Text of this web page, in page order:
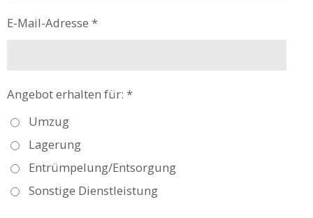
E-Mail-Adresse *
Angebot erhalten für: *
Umzug
Lagerung
Entrümpelung/Entsorgung
Sonstige Dienstleistung